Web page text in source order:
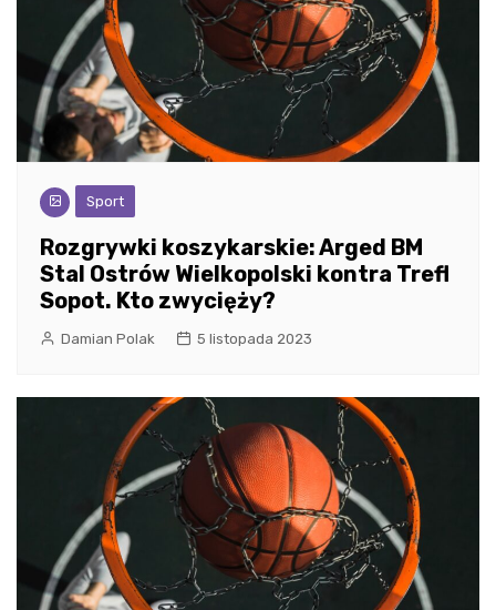
Sport
Rozgrywki koszykarskie: Arged BM
Stal Ostrów Wielkopolski kontra Trefl
Sopot. Kto zwycięży?
Damian Polak 5 listopada 2023